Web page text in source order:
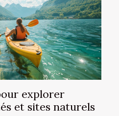
explorer
et sites naturels